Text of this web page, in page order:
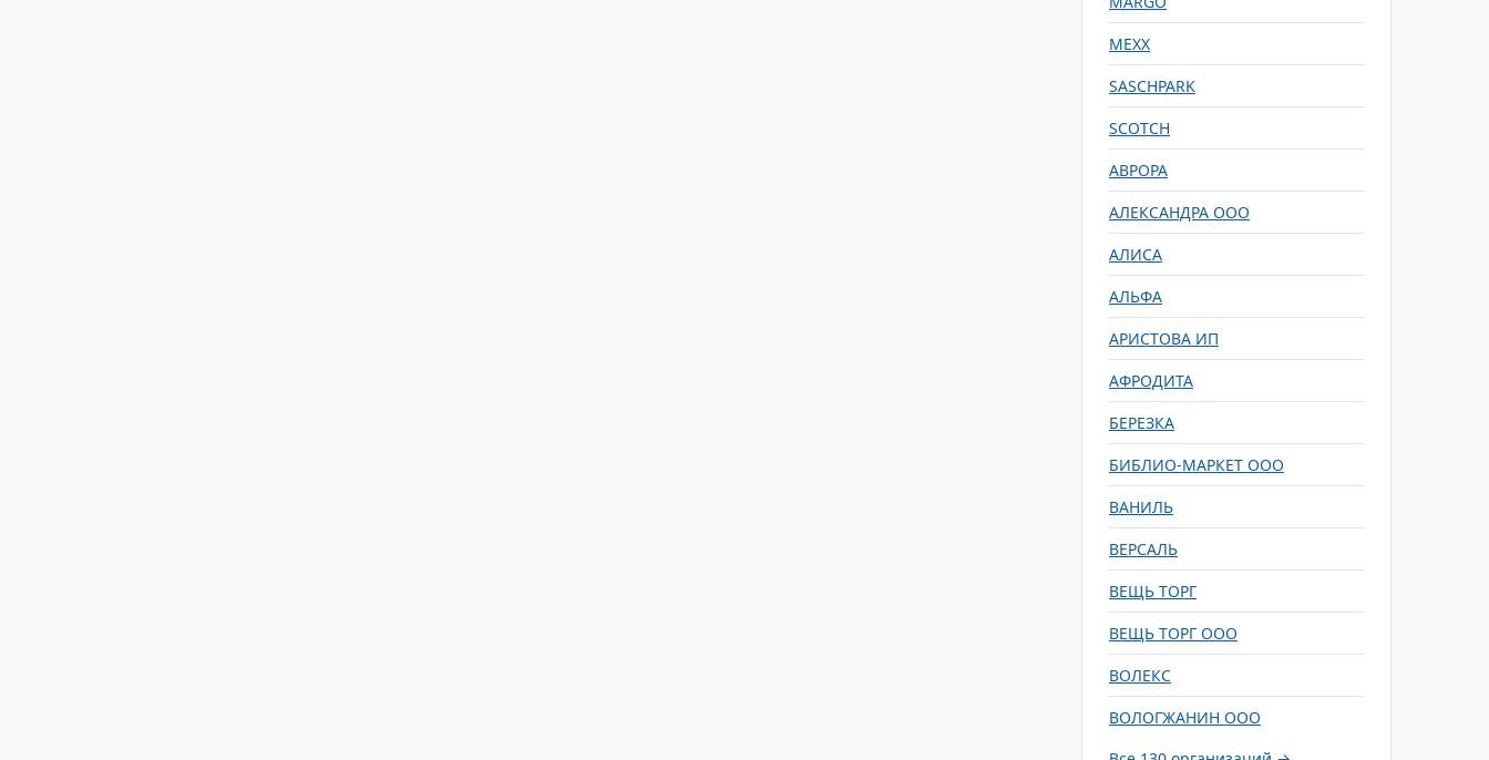
MEXX
SASCHPARK
SCOTCH
АВРОРА
АЛЕКСАНДРА ООО
АЛИСА
АЛЬФА
АРИСТОВА ИП
АФРОДИТА
БЕРЕЗКА
БИБЛИО-МАРКЕТ ООО
ВАНИЛЬ
ВЕРСАЛЬ
ВЕЩЬ ТОРГ
ВЕЩЬ ТОРГ ООО
ВОЛЕКС
ВОЛОГЖАНИН ООО